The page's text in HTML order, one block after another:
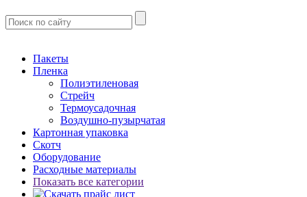
Пакеты
Пленка
Полиэтиленовая
Стрейч
Термоусадочная
Воздушно-пузырчатая
Картонная упаковка
Скотч
Оборудование
Расходные материалы
Показать все категории